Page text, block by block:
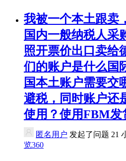
我被一个本土跟卖
国内一般纳税人采
照开票价出口卖给
们的账户是什么国
国本土账户需要交
避税，同时账户还
使用？使用FBM发
匿名用户 发起了问题 21
览360